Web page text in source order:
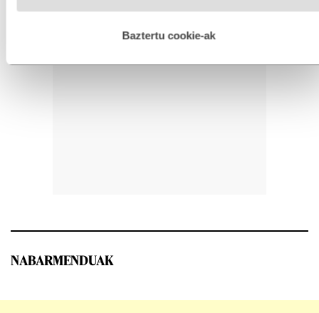
esplizitua ematen diguzu.Gehiago irakurri
Baztertu cookie-ak
NABARMENDUAK